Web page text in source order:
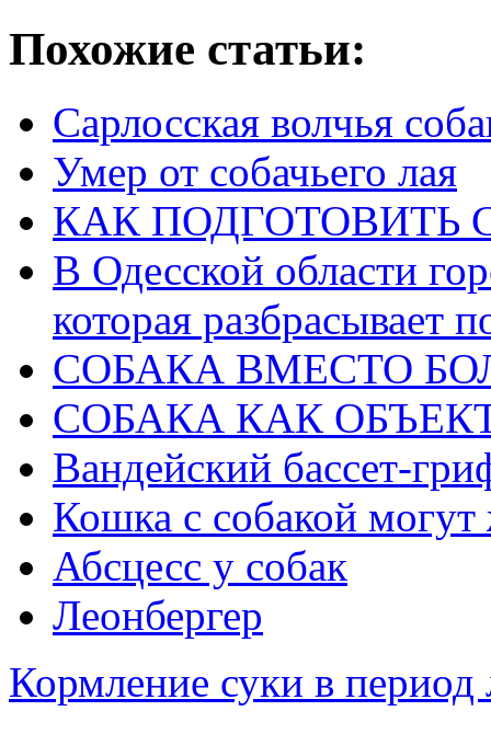
Похожие статьи:
Cарлосская волчья
Умер от собачьего лая
КАК ПОДГОТОВИТЬ
В Одесской области
которая разбрасывает
СОБАКА ВМЕСТО
СОБАКА КАК
Вандейский бассет-
Кошка с собакой
Абсцесс у собак
Леонбергер
Кормление суки в период